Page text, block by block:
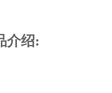
介绍: